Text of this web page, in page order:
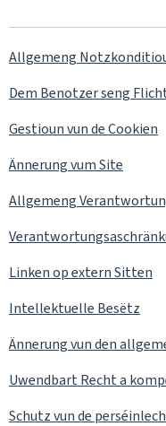
Allgemeng
Dem Benotzer seng
Gestioun vun de Cookien
Ännerung vum Site
Allgemeng
Linken op extern Sitten
Intellektuelle Besëtz
Ännerung vun den
Uwendbart Recht a
Schutz vun de